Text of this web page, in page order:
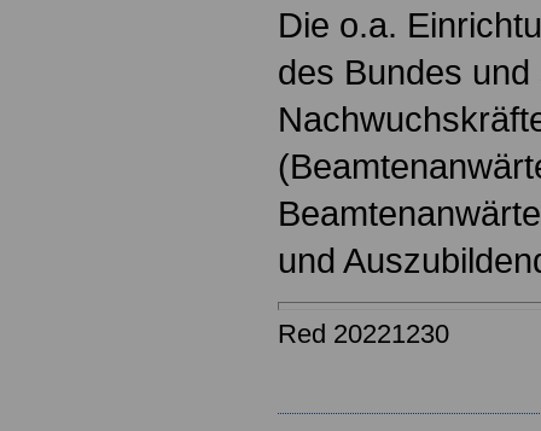
Die o.a.
des Bundes und
und
Red 20221230